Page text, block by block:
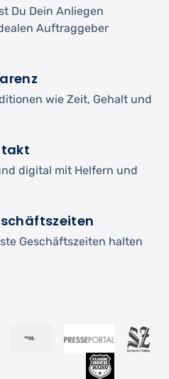
Du Dein Anliegen
Auftraggeber
wie Zeit, Gehalt und
digital mit Helfern und
Geschäftszeiten halten